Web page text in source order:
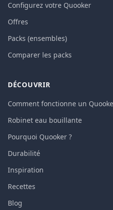
Configurez votre Quooker
Offres
Packs (ensembles)
Comparer les packs
DÉCOUVRIR
Comment fonctionne un
Robinet eau bouillante
Pourquoi Quooker ?
Durabilité
Inspiration
Recettes
Blog